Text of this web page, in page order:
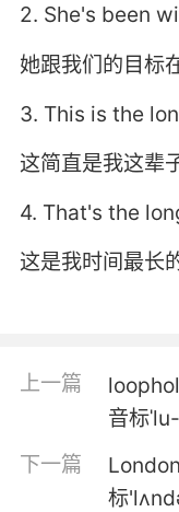
2. She's been
她跟我们的目标
3. This is the
这简直是我这辈
4. That's the
这是我时间最长
6. They
the longest
他们也有好一阵
上一篇
音标
下一篇
标